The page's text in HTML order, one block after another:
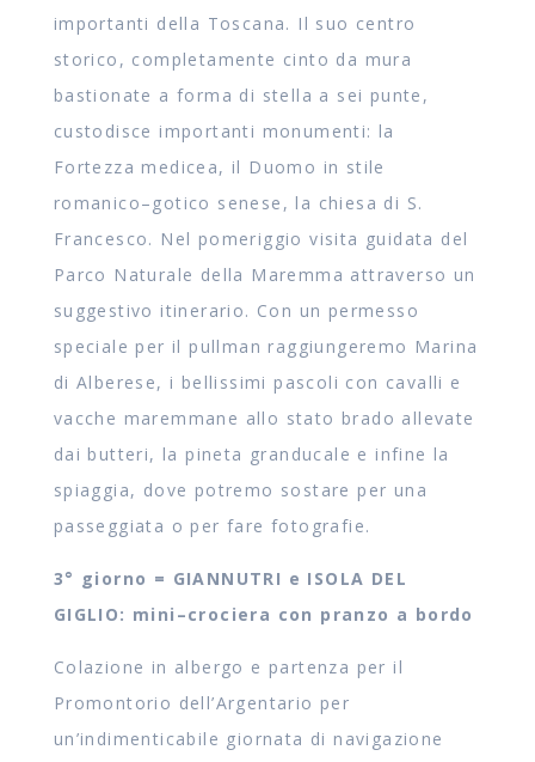
importanti della Toscana. Il suo centro
storico, completamente cinto da mura
bastionate a forma di stella a sei punte,
custodisce importanti monumenti: la
Fortezza medicea, il Duomo in stile
romanico–gotico senese, la chiesa di S.
Francesco. Nel pomeriggio visita guidata del
Parco Naturale della Maremma attraverso un
suggestivo itinerario. Con un permesso
speciale per il pullman raggiungeremo Marina
di Alberese, i bellissimi pascoli con cavalli e
vacche maremmane allo stato brado allevate
dai butteri, la pineta granducale e infine la
spiaggia, dove potremo sostare per una
passeggiata o per fare fotografie.
3° giorno = GIANNUTRI e ISOLA DEL
GIGLIO: mini–crociera con pranzo a bordo
Colazione in albergo e partenza per il
Promontorio dell’Argentario per
un’indimenticabile giornata di navigazione